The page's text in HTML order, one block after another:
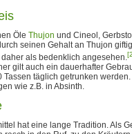
Öle Thujon und Cineol,
seinen Gehalt an Thujon
als bedenklich angesehen.
gilt auch ein dauerhafter
täglich getrunken
wie z.B. in Absinth.
hat eine lange Tradition. Als